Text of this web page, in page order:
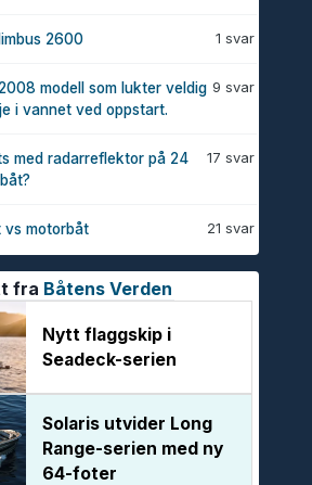
1 svar
2600
9 svar
modell som lukter veldig
i vannet ved oppstart.
17 svar
med radarreflektor på 24
21 svar
vs motorbåt
fra Båtens Verden
Nytt flaggskip i
Seadeck-serien
Solaris utvider Long
Range-serien med ny
64-foter